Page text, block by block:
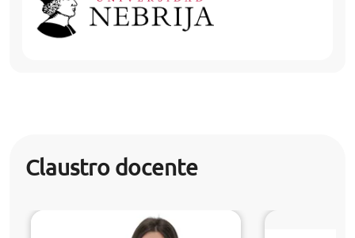
Claustro docente